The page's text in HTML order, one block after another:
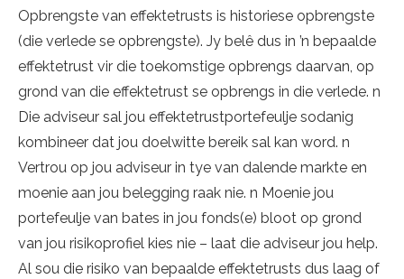
Opbrengste van effektetrusts is historiese opbrengste
(die verlede se opbrengste). Jy belê dus in ’n bepaalde
effektetrust vir die toekomstige opbrengs daarvan, op
grond van die effektetrust se opbrengs in die verlede. n
Die adviseur sal jou effektetrustportefeulje sodanig
kombineer dat jou doelwitte bereik sal kan word. n
Vertrou op jou adviseur in tye van dalende markte en
moenie aan jou belegging raak nie. n Moenie jou
portefeulje van bates in jou fonds(e) bloot op grond
van jou risikoprofiel kies nie – laat die adviseur jou help.
Al sou die risiko van bepaalde effektetrusts dus laag of